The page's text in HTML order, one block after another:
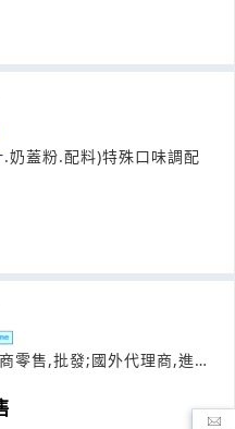
奶蓋粉.配料)特殊口味調配
零售,批發;國外代理商,進口